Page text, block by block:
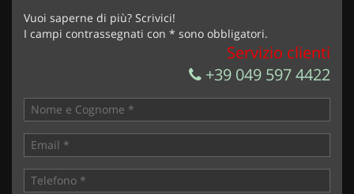
Invia la tua richiesta
Vuoi saperne di più? Scrivici!
I campi contrassegnati con * sono obbligatori.
Servizio clienti
+39 049 597 4422